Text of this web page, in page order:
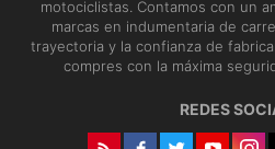
motociclistas. Contamos con un
marcas en indumentaria de
trayectoria y la confianza de
compres con la máxima
REDES